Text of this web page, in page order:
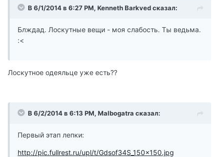
В 6/1/2014 в 6:27 PM, Kenneth Barkved сказал:
Блждад. Лоскутные вещи - моя слабость. Ты ведьма.
:<
Лоскутное одеяльце уже есть??
В 6/2/2014 в 6:13 PM, Malbogatra сказал:
Первый этап лепки:
http://pic.fullrest.ru/upl/t/Gdsof34S_150x150.jpg